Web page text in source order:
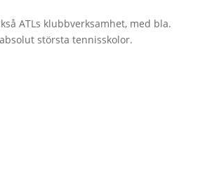
ATLs klubbverksamhet, med bla.
största tennisskolor.